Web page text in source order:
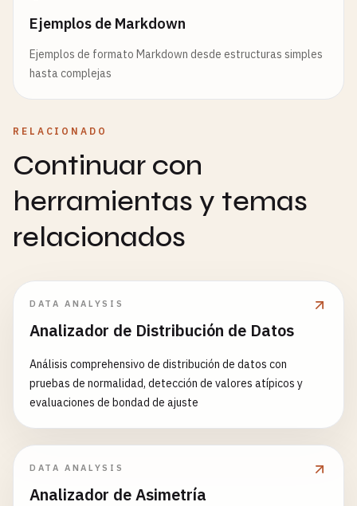
Ejemplos de Markdown
Ejemplos de formato Markdown desde estructuras simples
hasta complejas
RELACIONADO
Continuar con
herramientas y temas
relacionados
DATA ANALYSIS
Analizador de Distribución de Datos
Análisis comprehensivo de distribución de datos con
pruebas de normalidad, detección de valores atípicos y
evaluaciones de bondad de ajuste
DATA ANALYSIS
Analizador de Asimetría